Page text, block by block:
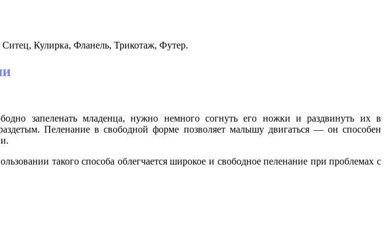
Кулирка, Фланель, Трикотаж, Футер.
запеленать младенца, нужно немного согнуть его ножки и раздвинуть их в
Пеленание в свободной форме позволяет малышу двигаться — он способен
такого способа облегчается широкое и свободное пеленание при проблемах с